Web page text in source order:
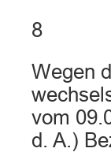
8
Wegen
vom
d. A.)